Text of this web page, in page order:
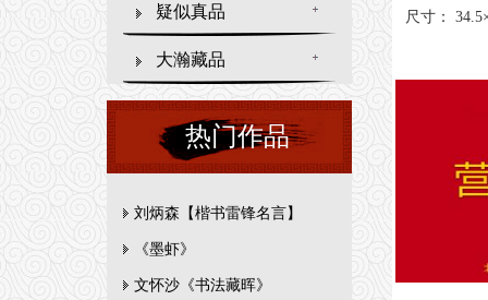
疑似真品
大瀚藏品
热门作品
刘炳森【楷书雷锋名言】
《墨虾》
文怀沙《书法藏晖》
尺寸：